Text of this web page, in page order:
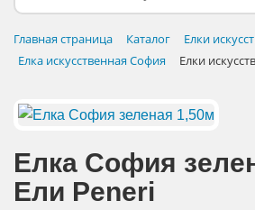
Главная страница Каталог Елки
Елка искусственная София
Елки
Елка София
Eли Peneri
НОВОГОДНИЙ ДЕКОР
ДОСТАВКА В РЕГИОНЫ
ДОСТАВКА